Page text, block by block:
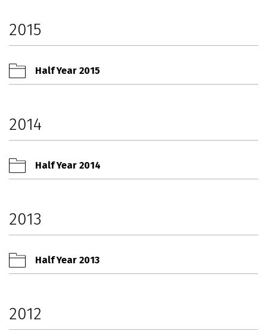
2015
Half Year 2015
2014
Half Year 2014
2013
Half Year 2013
2012